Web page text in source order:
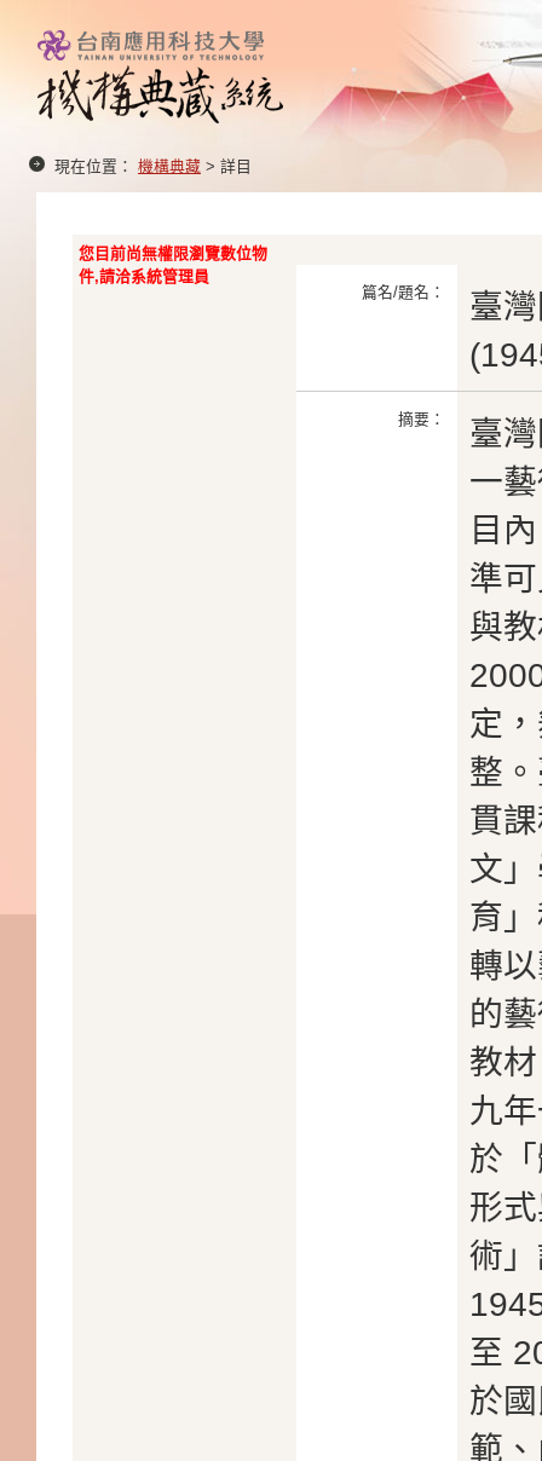
現在位置： 機構典藏 > 詳目
您目前尚無權限瀏覽數位物
件,請洽系統管理員
篇名/題名：
臺
摘要：
臺
一
目
準
與
定
整
貫
文
育
轉
的
教
九
於
形
術
至
於
範